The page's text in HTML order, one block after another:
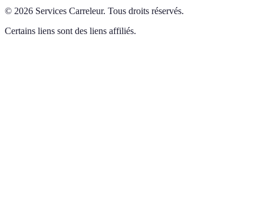
© 2026 Services Carreleur. Tous droits réservés.
Certains liens sont des liens affiliés.